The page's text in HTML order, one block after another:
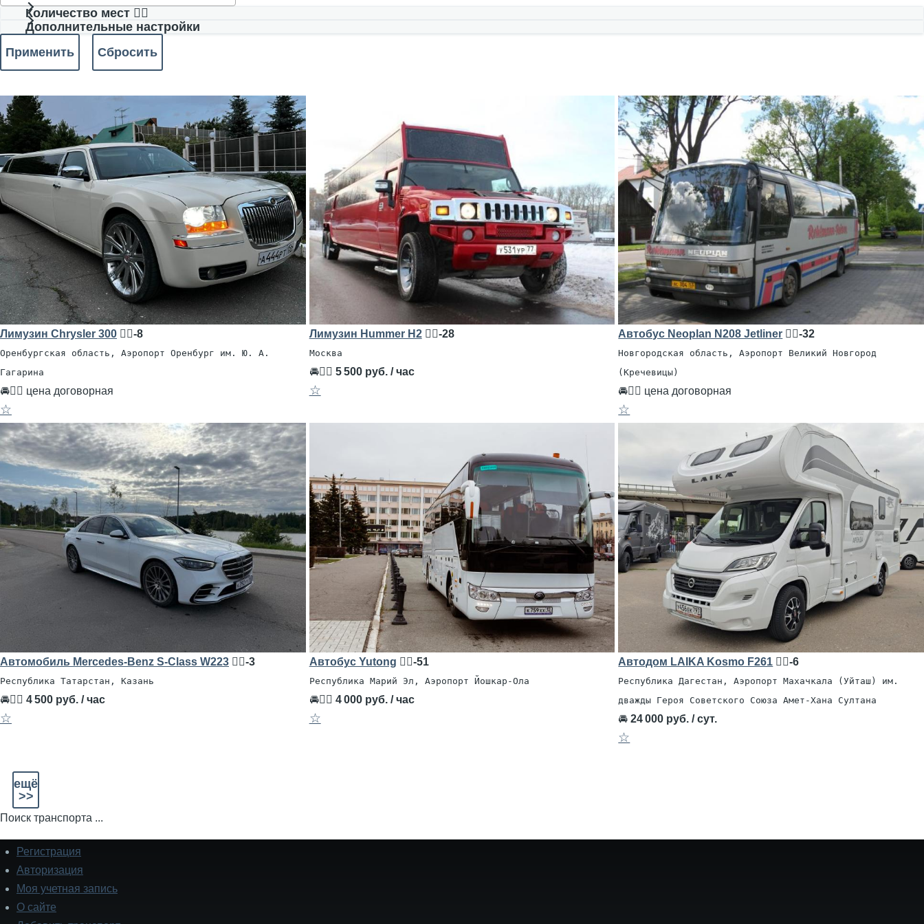
Количество мест 🧍‍♂️
Дополнительные настройки
Лимузин Chrysler 300 🧍‍♂️-8
Оренбургская область, Аэропорт Оренбург им. Ю. А.
Гагарина
🚘👨‍✈ цена договорная
☆
Лимузин Hummer H2 🧍‍♂️-28
Москва
🚘👨‍✈ 5 500 руб. / час
☆
Автобус Neoplan N208 Jetliner 🧍‍♂️-32
Новгородская область, Аэропорт Великий Новгород
(Кречевицы)
🚘👨‍✈ цена договорная
☆
Автомобиль Mercedes-Benz S-Class W223 🧍‍♂️-3
Республика Татарстан, Казань
🚘👨‍✈ 4 500 руб. / час
☆
Автобус Yutong 🧍‍♂️-51
Республика Марий Эл, Аэропорт Йошкар-Ола
🚘👨‍✈ 4 000 руб. / час
☆
Автодом LAIKA Kosmo F261 🧍‍♂️-6
Республика Дагестан, Аэропорт Махачкала (Уйташ) им.
дважды Героя Советского Союза Амет-Хана Султана
🚘24 000 руб. / сут.
☆
ещё
>>
Поиск транспорта ...
Подвал
Регистрация
Авторизация
Моя учетная запись
О сайте